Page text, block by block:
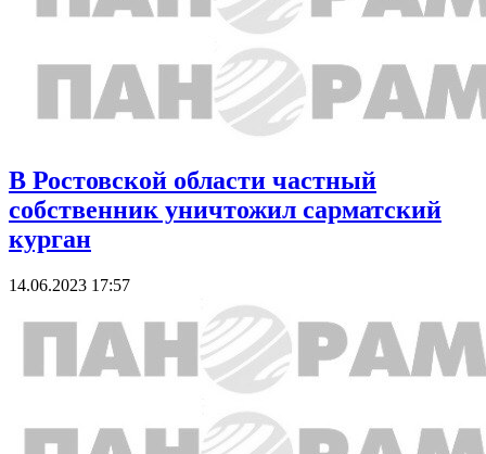
В Ростовской области частный
собственник уничтожил сарматский
курган
14.06.2023 17:57